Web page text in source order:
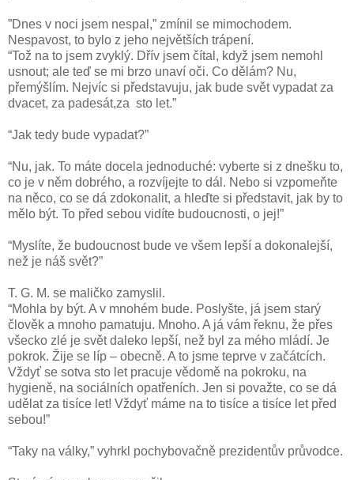
”Dnes v noci jsem nespal,” zmínil se mimochodem.
Nespavost, to bylo z jeho největších trápení.
“Tož na to jsem zvyklý. Dřív jsem čítal, když jsem nemohl
usnout; ale teď se mi brzo unaví oči. Co dělám? Nu,
přemýšlím. Nejvíc si představuju, jak bude svět vypadat za
dvacet, za padesát,za sto let.”
“Jak tedy bude vypadat?”
“Nu, jak. To máte docela jednoduché: vyberte si z dnešku to,
co je v něm dobrého, a rozvíjejte to dál. Nebo si vzpomeňte
na něco, co se dá zdokonalit, a hleďte si představit, jak by to
mělo být. To před sebou vidíte budoucnosti, o jej!”
“Myslíte, že budoucnost bude ve všem lepší a dokonalejší,
než je náš svět?”
T. G. M. se maličko zamyslil.
“Mohla by být. A v mnohém bude. Poslyšte, já jsem starý
člověk a mnoho pamatuju. Mnoho. A já vám řeknu, že přes
všecko zlé je svět daleko lepší, než byl za mého mládí. Je
pokrok. Žije se líp – obecně. A to jsme teprve v začátcích.
Vždyť se sotva sto let pracuje vědomě na pokroku, na
hygieně, na sociálních opatřeních. Jen si považte, co se dá
udělat za tisíce let! Vždyť máme na to tisíce a tisíce let před
sebou!”
“Taky na války,” vyhrkl pochybovačně prezidentův průvodce.